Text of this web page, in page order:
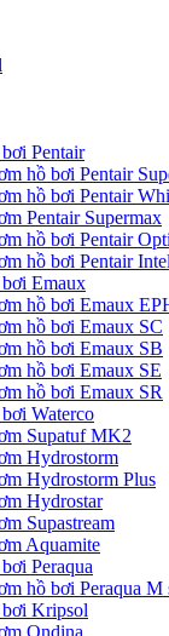
Pentair
hồ bơi Pentair
hồ bơi Pentair
Pentair Supermax
hồ bơi Pentair
hồ bơi Pentair
Emaux
hồ bơi Emaux
hồ bơi Emaux SC
hồ bơi Emaux SB
hồ bơi Emaux SE
hồ bơi Emaux SR
Waterco
Supatuf MK2
Hydrostorm
Hydrostorm Plus
Hydrostar
Supastream
Aquamite
Peraqua
hồ bơi Peraqua M
Kripsol
Ondina